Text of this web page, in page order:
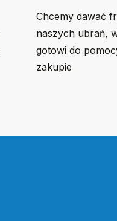
Chcemy dawać
naszych ubrań,
gotowi do
zakupie